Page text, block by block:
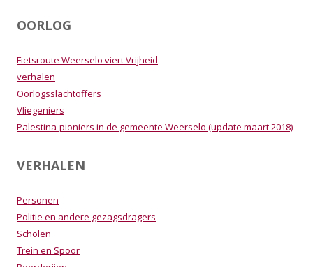
OORLOG
Fietsroute Weerselo viert Vrijheid
verhalen
Oorlogsslachtoffers
Vliegeniers
Palestina-pioniers in de gemeente Weerselo (update maart 2018)
VERHALEN
Personen
Politie en andere gezagsdragers
Scholen
Trein en Spoor